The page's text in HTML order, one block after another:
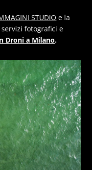
STUDIO e la
fotografici e
Droni a Milano.